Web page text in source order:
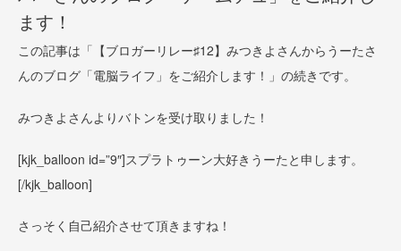
ます！
この記事は「【ブロガーリレー♯12】みつきよさんからうーたさ
んのブログ「電脳ライフ」をご紹介します！」の続きです。
みつきよさんよりバトンを受け取りました！
[kjk_balloon id=”9″]スプラトゥーン大好きうーたと申します。
[/kjk_balloon]
さっそく自己紹介させて頂きますね！